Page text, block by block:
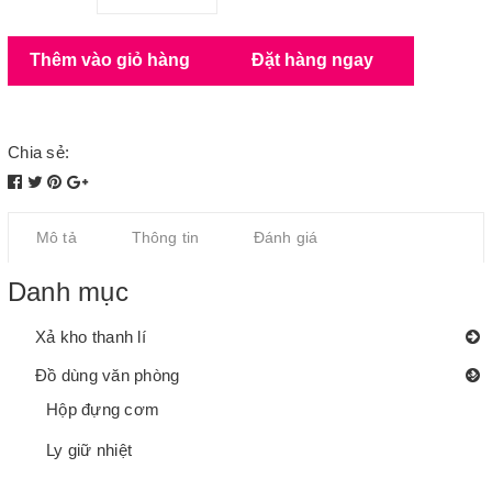
Thêm vào giỏ hàng Đặt hàng ngay
Chia sẻ:
Mô tả Thông tin Đánh giá
Danh mục
Xả kho thanh lí
Đồ dùng văn phòng
Hộp đựng cơm
Ly giữ nhiệt